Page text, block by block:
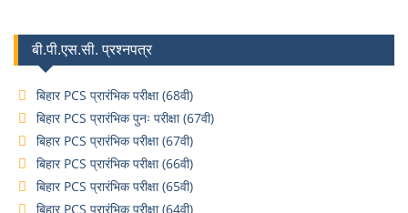
बी.पी.एस.सी. प्रश्नपत्र
बिहार PCS प्रारंभिक परीक्षा (68वी)
बिहार PCS प्रारंभिक पुनः परीक्षा (67वी)
बिहार PCS प्रारंभिक परीक्षा (67वी)
बिहार PCS प्रारंभिक परीक्षा (66वी)
बिहार PCS प्रारंभिक परीक्षा (65वी)
बिहार PCS प्रारंभिक परीक्षा (64वी)